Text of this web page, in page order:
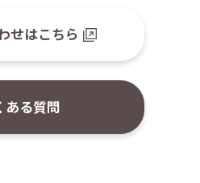
せはこちら
ある質問